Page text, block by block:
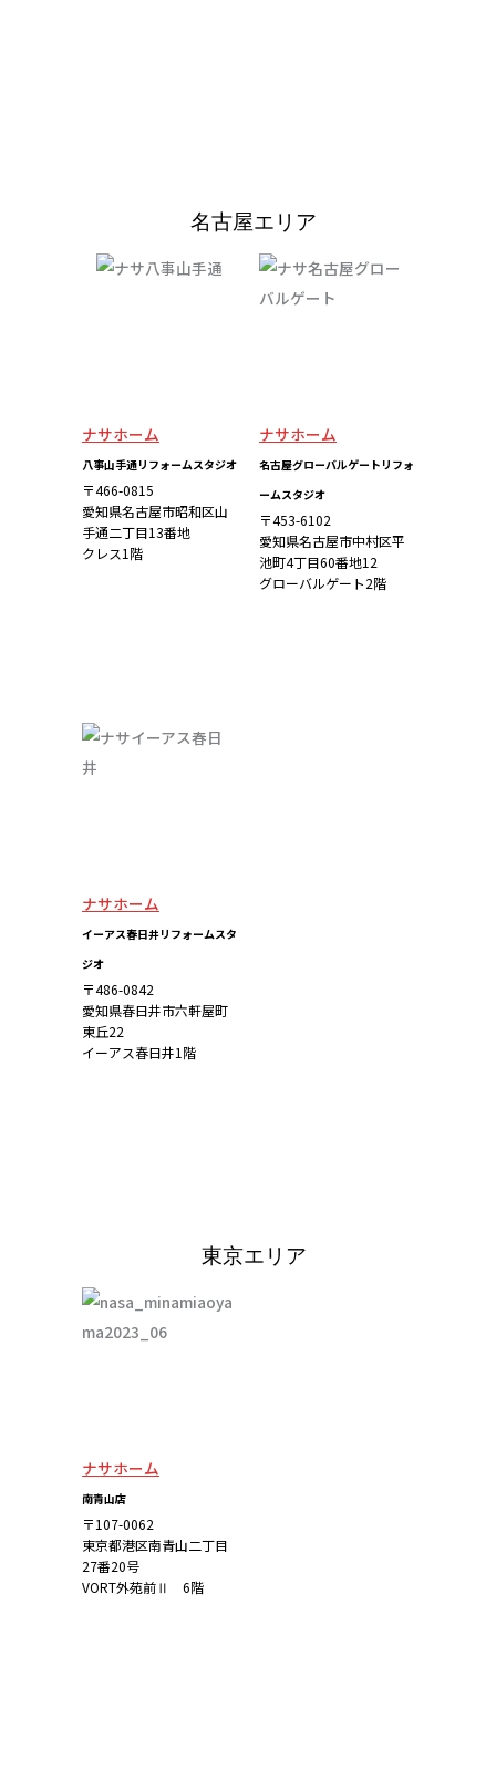
名古屋エリア
ナサホーム
八事山手通リフォームスタジオ
〒466-0815
愛知県名古屋市昭和区山
手通二丁目13番地
クレス1階
ナサホーム
名古屋グローバルゲートリフォ
ームスタジオ
〒453-6102
愛知県名古屋市中村区平
池町4丁目60番地12
グローバルゲート2階
ナサホーム
イーアス春日井リフォームスタ
ジオ
〒486-0842
愛知県春日井市六軒屋町
東丘22
イーアス春日井1階
東京エリア
ナサホーム
南青山店
〒107-0062
東京都港区南青山二丁目
27番20号
VORT外苑前Ⅱ 6階